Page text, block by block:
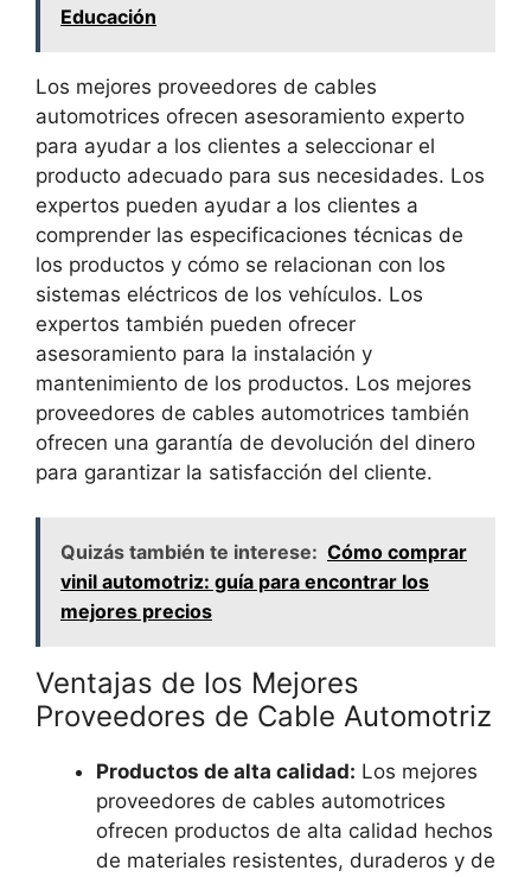
Educación
Los mejores proveedores de cables
automotrices ofrecen asesoramiento experto
para ayudar a los clientes a seleccionar el
producto adecuado para sus necesidades. Los
expertos pueden ayudar a los clientes a
comprender las especificaciones técnicas de
los productos y cómo se relacionan con los
sistemas eléctricos de los vehículos. Los
expertos también pueden ofrecer
asesoramiento para la instalación y
mantenimiento de los productos. Los mejores
proveedores de cables automotrices también
ofrecen una garantía de devolución del dinero
para garantizar la satisfacción del cliente.
Quizás también te interese: Cómo comprar
vinil automotriz: guía para encontrar los
mejores precios
Ventajas de los Mejores
Proveedores de Cable Automotriz
Productos de alta calidad: Los mejores
proveedores de cables automotrices
ofrecen productos de alta calidad hechos
de materiales resistentes, duraderos y de